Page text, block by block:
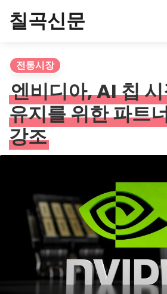
칠곡신문
전통시장
엔비디아, AI 칩
유지를 위한 파트
강조